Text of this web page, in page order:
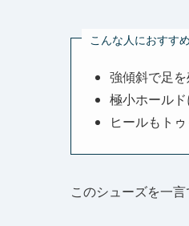
こんな人におすすめ
強傾斜で足を
極小ホールド
ヒールもト
このシューズを一言